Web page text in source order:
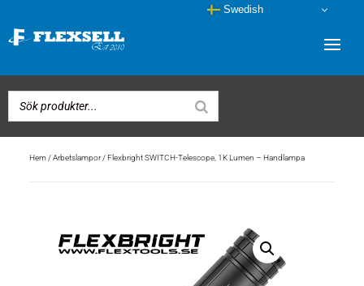
Hem/Arbetslampor/ Flexbright SWITCH-Telescope, 1K Lumen – Handlampa
Swedish